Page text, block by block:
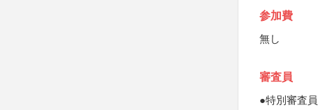
参加費
無し
審査員
●特別審査員